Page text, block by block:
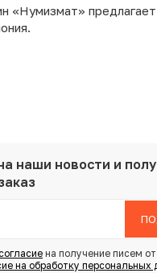
«Нумизмат»
мм
года Япония по
наши новости и
на получение писем
на обработку персональных